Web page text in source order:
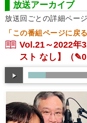
放送アーカイブ
放送回ごとの詳細ペー
「この番組ページに戻る
Vol.21～2022年
スト なし】
（✎0